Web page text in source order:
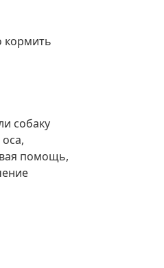
кормить
собаку
помощь,